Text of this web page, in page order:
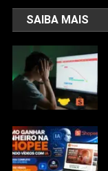
SAIBA MAIS